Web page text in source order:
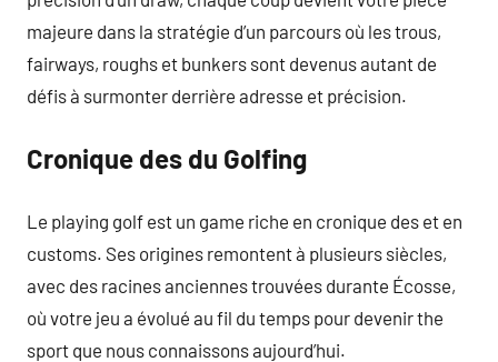
majeure dans la stratégie d’un parcours où les trous,
fairways, roughs et bunkers sont devenus autant de
défis à surmonter derrière adresse et précision.
Cronique des du Golfing
Le playing golf est un game riche en cronique des et en
customs. Ses origines remontent à plusieurs siècles,
avec des racines anciennes trouvées durante Écosse,
où votre jeu a évolué au fil du temps pour devenir the
sport que nous connaissons aujourd’hui.